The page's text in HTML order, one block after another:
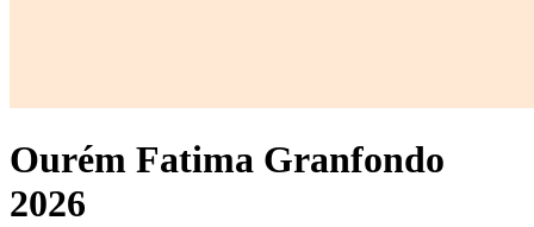
Ourém Fatima Granfondo
2026